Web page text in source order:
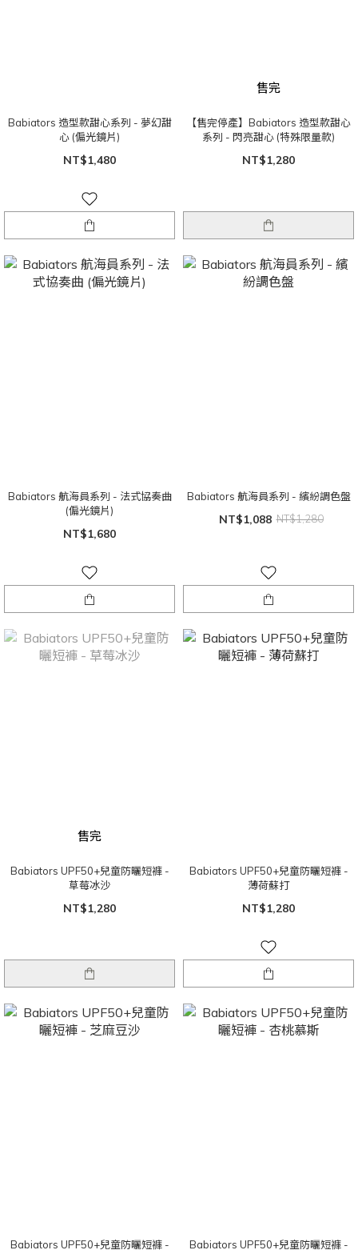
Babiators 造型款甜心系列 - 夢幻甜
心 (偏光鏡片)
NT$1,480
售完
【售完停產】Babiators 造型款甜心
系列 - 閃亮甜心 (特殊限量款)
NT$1,280
Babiators 航海員系列 - 法式協奏曲
(偏光鏡片)
NT$1,680
Babiators 航海員系列 - 繽紛調色盤
NT$1,088 NT$1,280
售完
Babiators UPF50+兒童防曬短褲 -
草莓冰沙
NT$1,280
Babiators UPF50+兒童防曬短褲 -
薄荷蘇打
NT$1,280
Babiators UPF50+兒童防曬短褲 -
Babiators UPF50+兒童防曬短褲 -